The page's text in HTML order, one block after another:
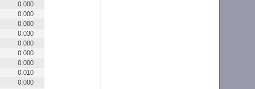
0.000
0.000
0.000
0.030
0.000
0.000
0.000
0.010
0.000